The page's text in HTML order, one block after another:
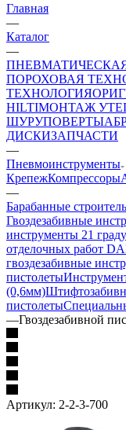
Главная
—
Каталог
—
ПОРОХОВАЯ
ТЕХНОЛОГИЯ
HILTIМОНТАЖ
ШУРУПОВЕРТЫ
ДИСКИЗАПЧАСТИ
—
Пневмоинструменты
КрепежКомпрессоры
—
Барабанные
Гвоздезабивные
инструменты 21
отделочных работ DA
гвоздезабивные
пистолеты
(0,6мм)
пистолеты
—Гвоздезабивной
Артикул: 2-2-3-700